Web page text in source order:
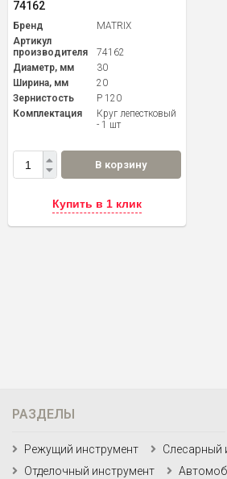
74162
Бренд
MATRIX
Артикул
производителя
74162
Диаметр, мм
30
Ширина, мм
20
Зернистость
P 120
Комплектация
Круг лепестковый
- 1 шт
В корзину
Купить в 1 клик
РАЗДЕЛЫ
Режущий инструмент
Слесарный
Отделочный инструмент